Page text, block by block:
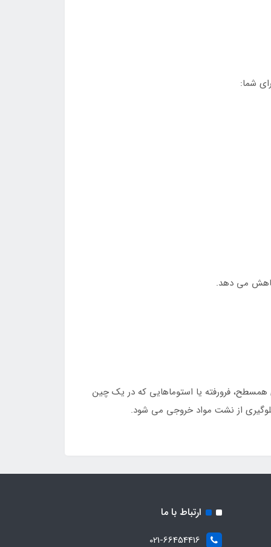
شما:
کاهش می دهد.
فرورفته یا استوماهایی که در یک چین
از نشت مواد خروجی می شود.
ارتباط با ما
021-66454416